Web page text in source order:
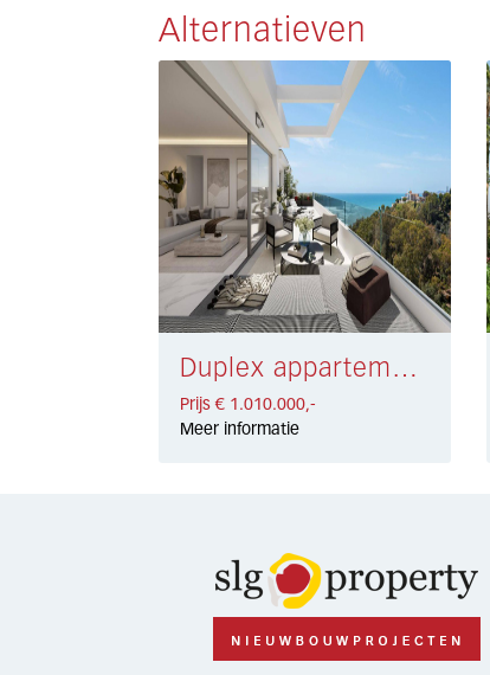
Alternatieven
Duplex appartement Benalmadena Costa € 1.010.000,-
Prijs € 1.010.000,-
Meer informatie